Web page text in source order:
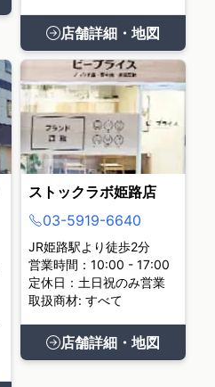
店舗詳細・地図
ストックラボ姫路店
03-5919-6640
JR姫路駅より徒歩2分
営業時間：10:00 - 17:00
定休日：土日祝のみ営業
取扱商材: すべて
店舗詳細・地図